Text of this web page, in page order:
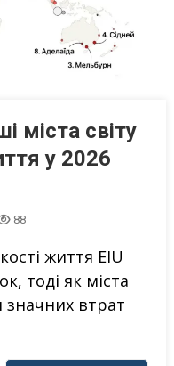
міста світу
у 2026
88
життя EIU
тоді як міста
значних втрат